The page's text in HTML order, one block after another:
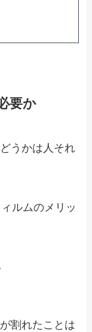
要か
うかは人それ
ルムのメリッ
割れたことは